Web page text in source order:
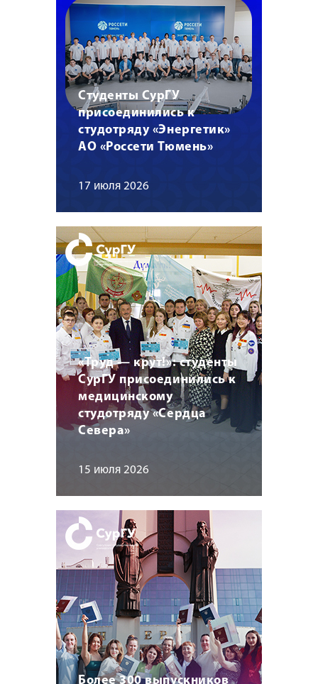
Студенты СурГУ
присоединились к
студотряду «Энергетик»
АО «Россети Тюмень»
17 июля 2026
«Труд — крут!»: студенты
СурГУ присоединились к
медицинскому
студотряду «Сердца
Севера»
15 июля 2026
Более 300 выпускников